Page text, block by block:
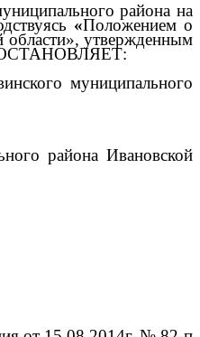
района на
«Положением о
области», утвержденным
ПОСТАНОВЛЯЕТ:
муниципального
района Ивановской